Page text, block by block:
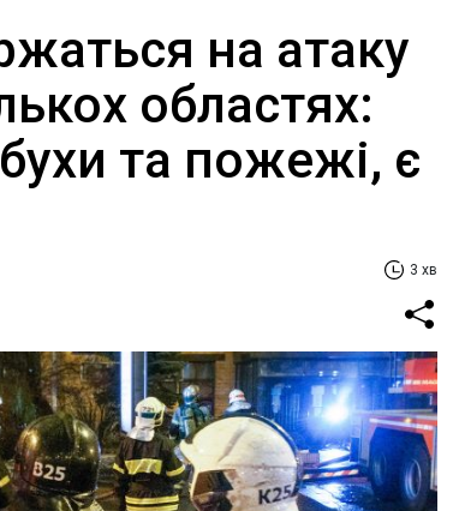
на атаку
областях:
та пожежі, є
3 хв